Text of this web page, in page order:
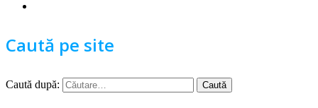
Caută pe site
Caută după: